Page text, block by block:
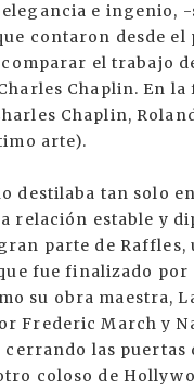
elegancia e
contaron desde
el trabajo
Chaplin. En
Chaplin,
arte).
destilaba tan solo
relación estable y
parte de
fue finalizado
su obra maestra,
Frederic March y
las
coloso de